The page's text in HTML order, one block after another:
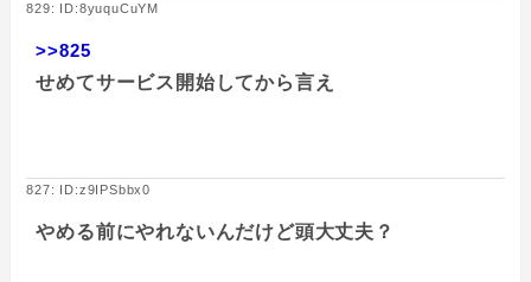
829: ID:8yuquCuYM
>>825
せめてサービス開始してから言え
827: ID:z9IPSbbx0
やめる前にやれないんだけど頭大丈夫？